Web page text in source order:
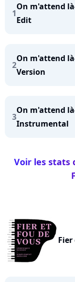
1
On m'attend
Edit
2
On m'attend
Version
3
On m'attend
Instrumental
Voir les stats